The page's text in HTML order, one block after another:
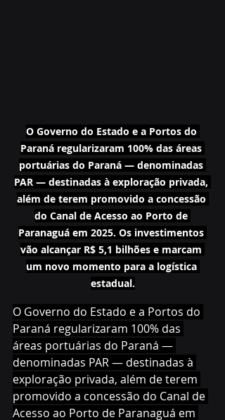
O Governo do Estado e a Portos do
Paraná regularizaram 100% das áreas
portuárias do Paraná — denominadas
PAR — destinadas à exploração privada,
além de terem promovido a concessão
do Canal de Acesso ao Porto de
Paranaguá em 2025. Os investimentos
vão alcançar R$ 5,1 bilhões e marcam
um novo momento para a logística
estadual.
O Governo do Estado e a Portos do
Paraná regularizaram 100% das
áreas portuárias do Paraná —
denominadas PAR — destinadas à
exploração privada, além de terem
promovido a concessão do Canal de
Acesso ao Porto de Paranaguá em